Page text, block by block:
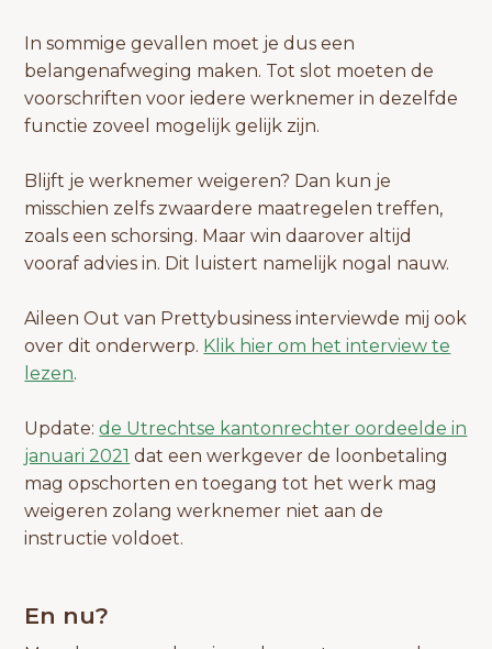
In sommige gevallen moet je dus een
belangenafweging maken. Tot slot moeten de
voorschriften voor iedere werknemer in dezelfde
functie zoveel mogelijk gelijk zijn.
Blijft je werknemer weigeren? Dan kun je
misschien zelfs zwaardere maatregelen treffen,
zoals een schorsing. Maar win daarover altijd
vooraf advies in. Dit luistert namelijk nogal nauw.
Aileen Out van Prettybusiness interviewde mij ook
over dit onderwerp. Klik hier om het interview te
lezen.
Update:de Utrechtse kantonrechter oordeelde in
januari 2021 dat een werkgever de loonbetaling
mag opschorten en toegang tot het werk mag
weigeren zolang werknemer niet aan de
instructie voldoet.
En nu?